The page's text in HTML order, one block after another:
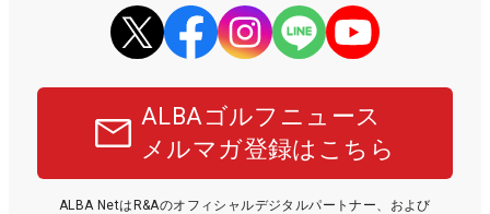
ALBAゴルフニュース
メルマガ登録はこちら
ALBA NetはR&Aのオフィシャルデジタルパートナー、および